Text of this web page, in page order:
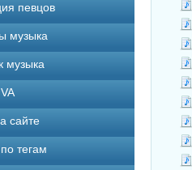
певцов
музыка
музыка
сайте
тегам